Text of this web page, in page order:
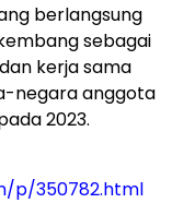
berlangsung
sebagai
kerja sama
negara anggota
2023.
p/350782.html